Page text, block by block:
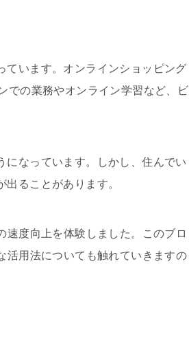
ています。オンラインショッピング
での業務やオンライン学習など、ビ
になっています。しかし、住んでい
ることがあります。
速度向上を体験しました。このブロ
活用法についても触れていきますの